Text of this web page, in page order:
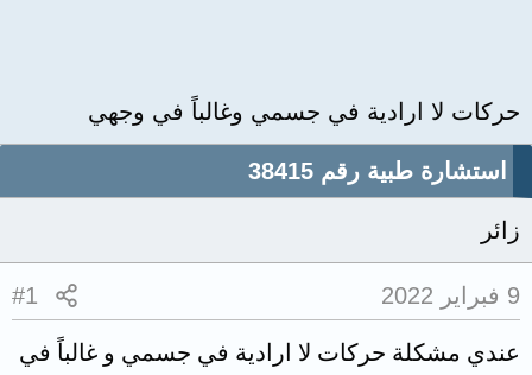
حركات لا ارادية في جسمي وغالباً في وجهي
استشارة طبية رقم 38415
زائر
9 فبراير 2022 #1
عندي مشكلة حركات لا ارادية في جسمي و غالباً في